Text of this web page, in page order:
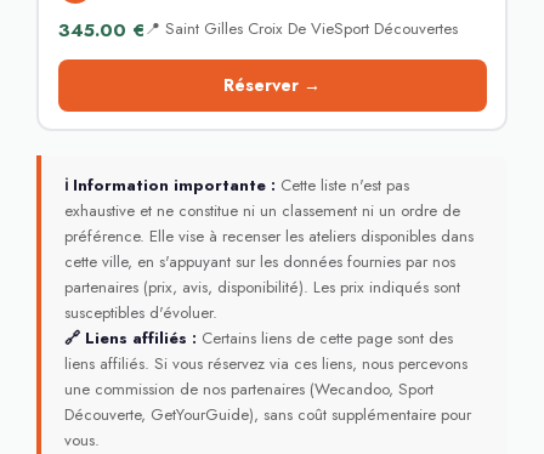
345.00 €📍 Saint Gilles Croix De VieSport Découvertes
Réserver →
ℹ Information importante : Cette liste n'est pas
exhaustive et ne constitue ni un classement ni un ordre de
préférence. Elle vise à recenser les ateliers disponibles dans
cette ville, en s'appuyant sur les données fournies par nos
partenaires (prix, avis, disponibilité). Les prix indiqués sont
susceptibles d'évoluer.
🔗 Liens affiliés : Certains liens de cette page sont des
liens affiliés. Si vous réservez via ces liens, nous percevons
une commission de nos partenaires (Wecandoo, Sport
Découverte, GetYourGuide), sans coût supplémentaire pour
vous.